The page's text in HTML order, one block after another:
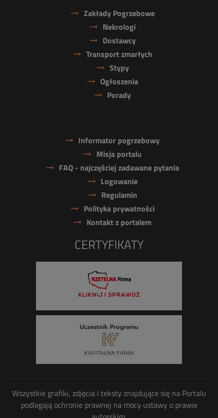
Zakłady Pogrzebowe
Nekrologi
Dostawcy
Transport zmarłych
Stypy
Ogłoszenia
Porady
Informator pogrzebowy
Misja portalu
FAQ - najczęściej zadawane pytania
Logowanie
Regulamin
Polityka prywatności
Kontakt z portalem
CERTYFIKATY
Wszystkie grafiki, zdjęcia i teksty znajdujące się na Portalu
podlegają ochronie prawnej na mocy ustawy o prawie